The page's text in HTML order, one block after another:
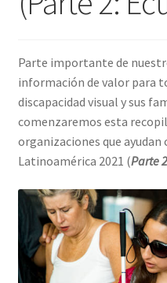
Parte importante de
información de valor para
discapacidad visual y sus
comenzaremos esta
organizaciones que ayudan
Latinoamérica 2021 (Parte